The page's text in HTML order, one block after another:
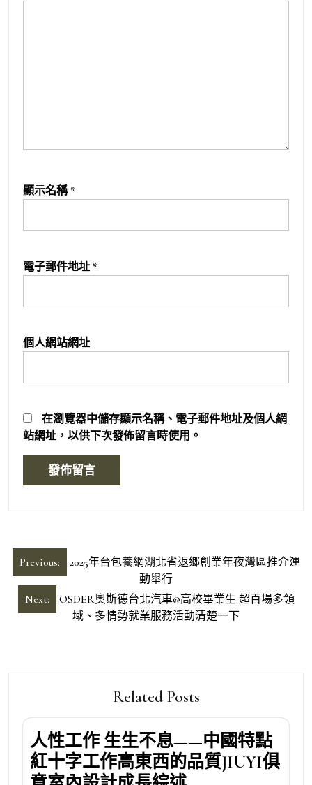
顯示名稱 *
電子郵件地址 *
個人網站網址
在瀏覽器中儲存顯示名稱、電子郵件地址及個人網
站網址，以供下次發佈留言時使用。
文
章
Previous:
2025年台包養網湖北省返鄉創業年夜灣區推介運
動舉行
Next:
OSDER奧斯德台北汽車@高校畢業生 超百場多領
域、多情勢就業服務活動清楚一下
Related Posts
人性工作 生生不息——中國特點
紅十字工作高東西的品質JIUYI俱